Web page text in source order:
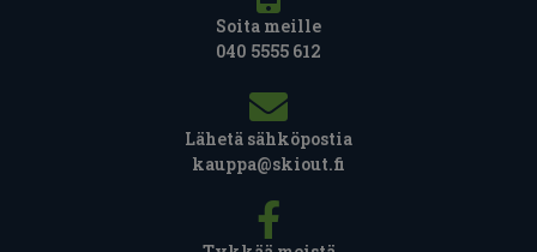
Soita meille
040 5555 612
Lähetä sähköpostia
kauppa@skiout.fi